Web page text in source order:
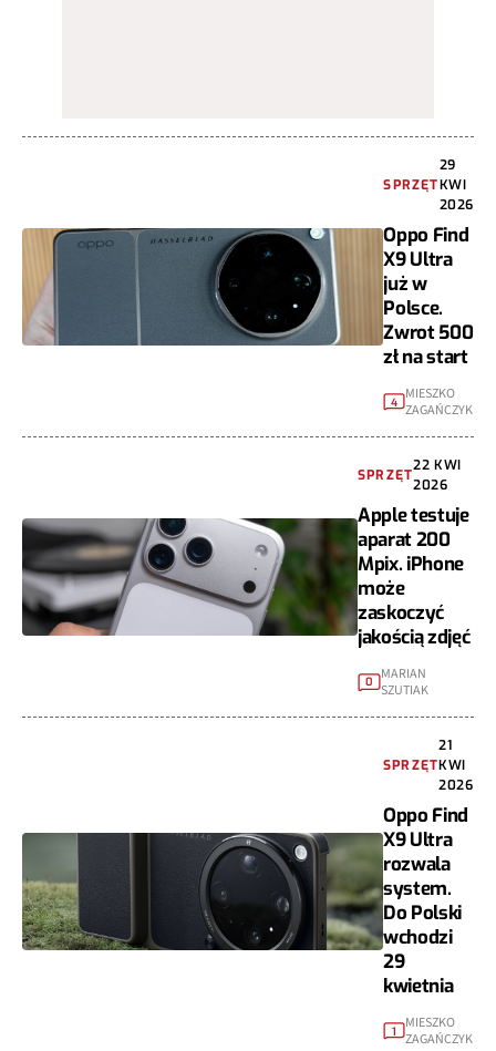
SPRZĘT
29
KWI
2026
Oppo Find
X9 Ultra
już w
Polsce.
Zwrot 500
zł na start
4
MIESZKO
ZAGAŃCZYK
SPRZĘT
22 KWI
2026
Apple testuje
aparat 200
Mpix. iPhone
może
zaskoczyć
jakością zdjęć
0
MARIAN
SZUTIAK
SPRZĘT
21
KWI
2026
Oppo Find
X9 Ultra
rozwala
system.
Do Polski
wchodzi
29
kwietnia
1
MIESZKO
ZAGAŃCZYK